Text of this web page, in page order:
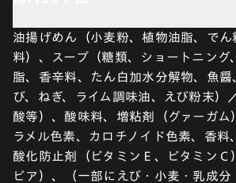
油揚げめん（小麦粉、植物油脂、でん
料）、スープ（糖類、ショートニング
脂、香辛料、たん白加水分解物、魚醤
び、ねぎ、ライム調味油、えび粉末）
酸等）、酸味料、増粘剤（グァーガム
ラメル色素、カロチノイド色素、香料
酸化防止剤（ビタミンＥ、ビタミンＣ
ビア）、（一部にえび・小麦・乳成分